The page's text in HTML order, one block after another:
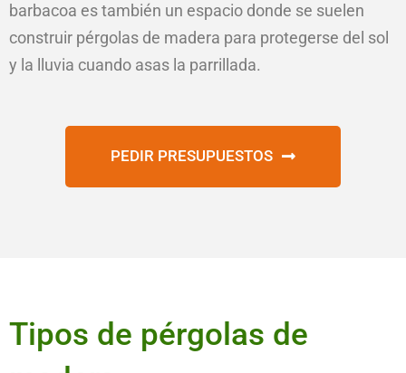
barbacoa es también un espacio donde se suelen
construir pérgolas de madera para protegerse del sol
y la lluvia cuando asas la parrillada.
PEDIR PRESUPUESTOS
Tipos de pérgolas de